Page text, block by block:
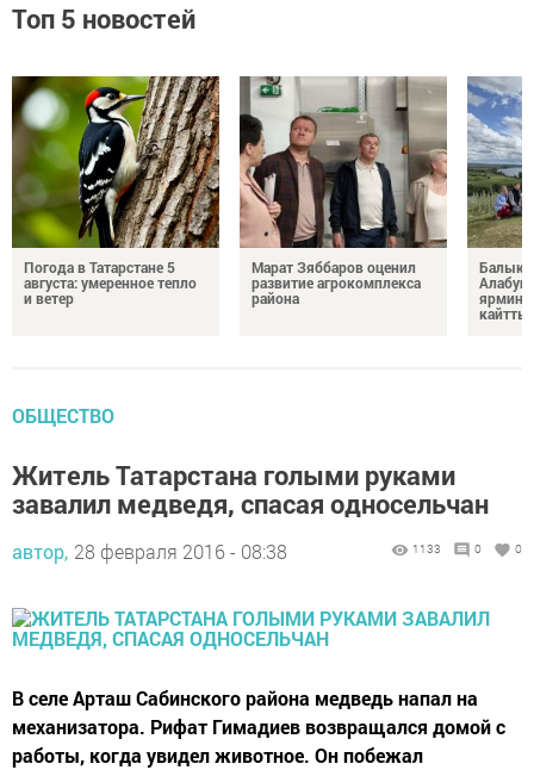
Топ 5 новостей
Погода в Татарстане 5
августа: умеренное тепло
и ветер
Марат Зяббаров оценил
развитие агрокомплекса
района
ОБЩЕСТВО
Житель Татарстана голыми руками
завалил медведя, спасая односельчан
автор, 28 февраля 2016 - 08:38 1133 0 0
В селе Арташ Сабинского района медведь напал на
механизатора. Рифат Гимадиев возвращался домой с
работы, когда увидел животное. Он побежал